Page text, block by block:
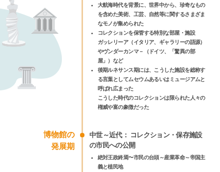
大航海時代を背景に、世界中から、珍奇なもの
を含めた美術、工芸、自然等に関するさまざま
なモノが集められた
コレクションを保管する特別な部屋・施設
ガッレリーア（イタリア、ギャラリーの語源）
やヴンダーカンマ－（ドイツ、「驚異の部
屋」）など
後期ルネサンス期には、こうした施設を総称す
る言葉としてムセウムあるいはミュージアムと
呼ばれ広まった
こうした時代のコレクションは限られた人々の
権威や富の象徴だった
博物館の
発展期
中世～近代： コレクション・保存施設
の市民への公開
絶対王政終焉〜市民の台頭～産業革命～帝国主
義と植民地